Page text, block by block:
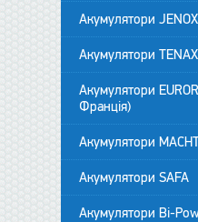
Акумулятори JENOX
Акумулятори
Акумулятори
Франція)
Акумулятори
Акумулятори SAFA
Акумулятори Bi-